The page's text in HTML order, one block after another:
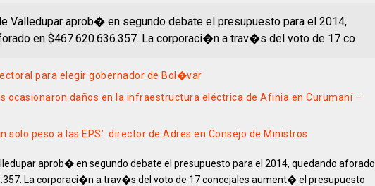
Valledupar aprob� en segundo debate el presupuesto para el 2014,
en $467.620.636.357. La corporaci�n a trav�s del voto de 17 co
para elegir gobernador de Bol�var
ocasionaron daños en la infraestructura eléctrica de Afinia en Curumaní –
solo peso a las EPS’: director de Adres en Consejo de Ministros
aprob� en segundo debate el presupuesto para el 2014, quedando aforado
La corporaci�n a trav�s del voto de 17 concejales aument� el presupuesto